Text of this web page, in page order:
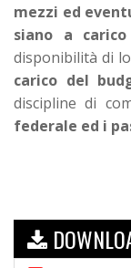
mezzi ed
siano a
disponibilità di
carico del
discipline di
federale ed i